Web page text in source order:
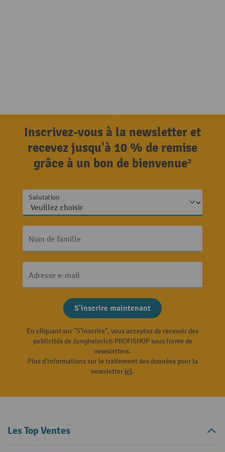
Inscrivez-vous à la newsletter et
recevez jusqu'à 10 % de remise
grâce à un bon de bienvenue²
Salutation
Nom de famille
Adresse e-mail
S'inscrire maintenant
En cliquant sur "S'inscrire", vous acceptez de recevoir des
publicités de Jungheinrich PROFISHOP sous forme de
newsletters.
Plus d'informations sur le traitement des données pour la
newsletterici.
Les Top Ventes